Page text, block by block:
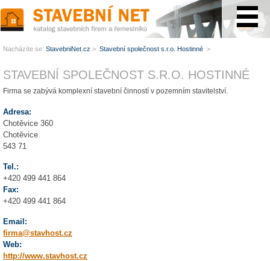
STAVEBNÍ SPOLEČNOST S.R.O. HOSTINNÉ
Firma se zabývá komplexní stavební činností v pozemním stavitelství.
Adresa:
Chotěvice 360
Chotěvice
543 71
Tel.:
+420 499 441 864
Fax:
+420 499 441 864
Email:
firma@stavhost.cz
Web:
http://www.stavhost.cz
Nacházíte se: StavebniNet.cz > Stavební společnost s.r.o. Hostinné >